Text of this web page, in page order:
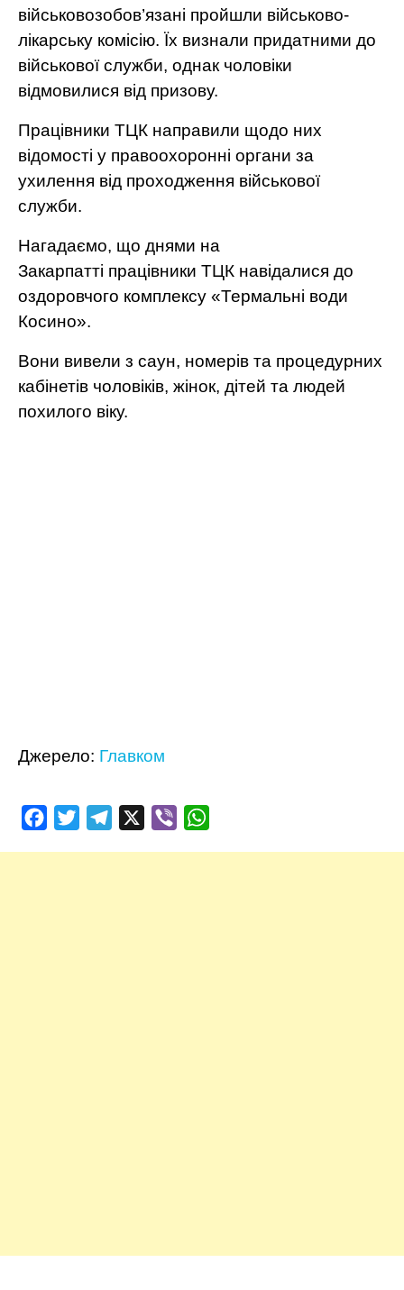
військовозобов’язані пройшли військово-
лікарську комісію. Їх визнали придатними до
військової служби, однак чоловіки
відмовилися від призову.
Працівники ТЦК направили щодо них
відомості у правоохоронні органи за
ухилення від проходження військової
служби.
Нагадаємо, що днями на
Закарпатті працівники ТЦК навідалися до
оздоровчого комплексу «Термальні води
Косино».
Вони вивели з саун, номерів та процедурних
кабінетів чоловіків, жінок, дітей та людей
похилого віку.
Джерело: Главком
FacebookTwitterTelegram Viber